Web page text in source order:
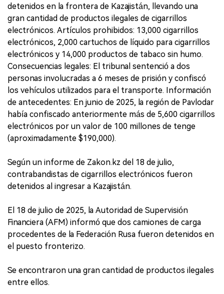
detenidos en la frontera de Kazajistán, llevando una
gran cantidad de productos ilegales de cigarrillos
electrónicos. Artículos prohibidos: 13,000 cigarrillos
electrónicos, 2,000 cartuchos de líquido para cigarrillos
electrónicos y 14,000 productos de tabaco sin humo.
Consecuencias legales: El tribunal sentenció a dos
personas involucradas a 6 meses de prisión y confiscó
los vehículos utilizados para el transporte. Información
de antecedentes: En junio de 2025, la región de Pavlodar
había confiscado anteriormente más de 5,600 cigarrillos
electrónicos por un valor de 100 millones de tenge
(aproximadamente $190,000).
Según un informe de Zakon.kz del 18 de julio,
contrabandistas de cigarrillos electrónicos fueron
detenidos al ingresar a Kazajistán.
El 18 de julio de 2025, la Autoridad de Supervisión
Financiera (AFM) informó que dos camiones de carga
procedentes de la Federación Rusa fueron detenidos en
el puesto fronterizo.
Se encontraron una gran cantidad de productos ilegales
entre ellos.